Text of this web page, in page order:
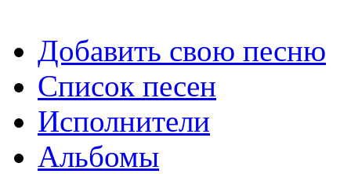
Добавить свою песню
Список песен
Исполнители
Альбомы